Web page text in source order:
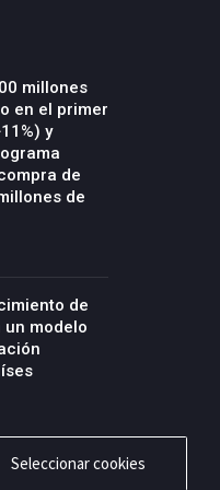
millones
en el primer
y
de
de
de
modelo
Seleccionar cookies